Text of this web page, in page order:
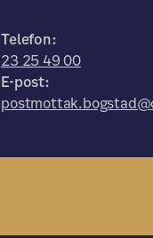
Telefon:
23 25 49 00
E-post: